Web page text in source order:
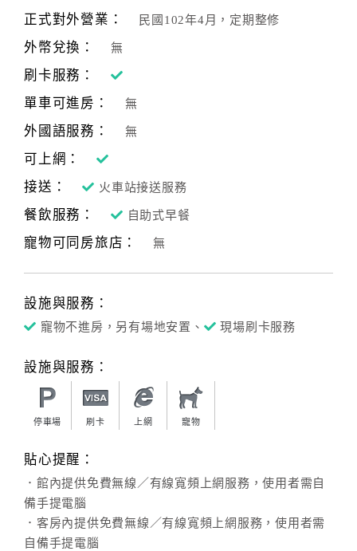
正式對外營業： 民國102年4月，定期整修
外幣兌換： 無
刷卡服務：
單車可進房：
無
外國語服務： 無
可上網：
接送：
火車站接送服務
餐飲服務： 自助式早餐
寵物可同房旅店： 無
設施與服務：
寵物不進房，另有場地安置、 現場刷卡服務
設施與服務：
停車場 刷卡 上網 寵物
貼心提醒：
．館內提供免費無線／有線寬頻上網服務，使用者需自
備手提電腦
．客房內提供免費無線／有線寬頻上網服務，使用者需
自備手提電腦